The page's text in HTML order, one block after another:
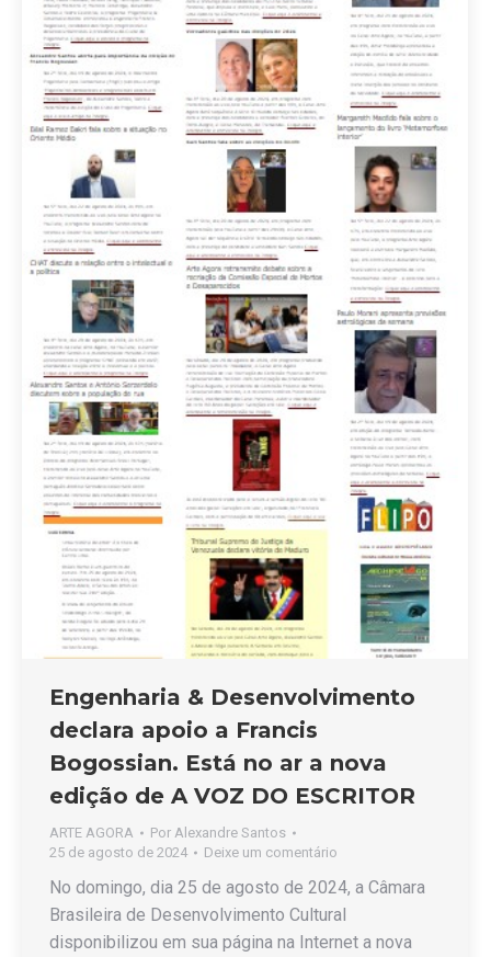
Engenharia & Desenvolvimento
declara apoio a Francis
Bogossian. Está no ar a nova
edição de A VOZ DO ESCRITOR
ARTE AGORA Por Alexandre Santos
25 de agosto de 2024
Deixe um comentário
No domingo, dia 25 de agosto de 2024, a Câmara
Brasileira de Desenvolvimento Cultural
disponibilizou em sua página na Internet a nova